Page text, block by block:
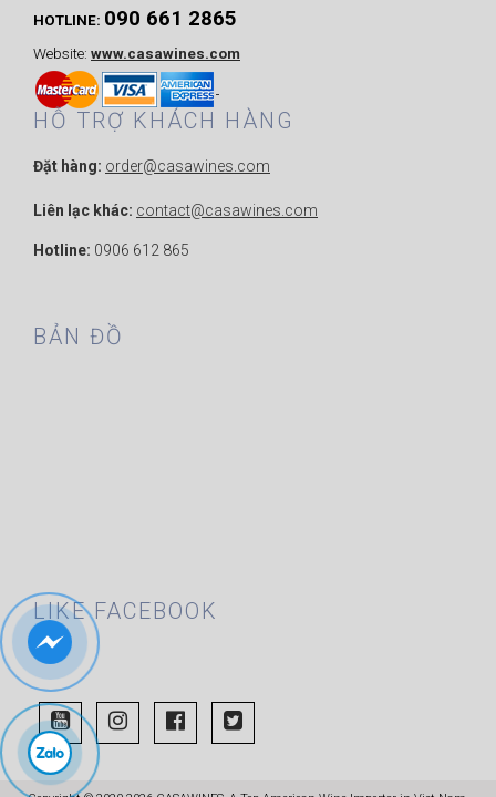
HOTLINE: 090 661 2865
Website: www.casawines.com
HỖ TRỢ KHÁCH HÀNG
Đặt hàng: order@casawines.com
Liên lạc khác: contact@casawines.com
Hotline: 0906 612 865
BẢN ĐỒ
LIKE FACEBOOK